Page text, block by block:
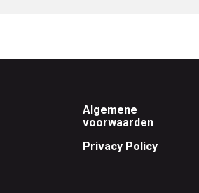
Footer
Algemene
voorwaarden
Privacy Policy